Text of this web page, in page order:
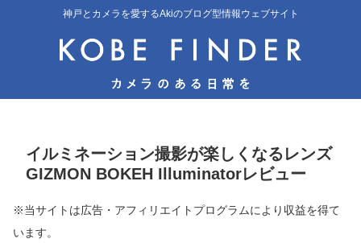
神戸とカメラを愛するAkiのブログ型情報ウェブサイト
イルミネーション撮影が楽しくなるレンズ
GIZMON BOKEH Illuminatorレビュー
※当サイトは広告・アフィリエイトプログラムにより収益を得て
います。